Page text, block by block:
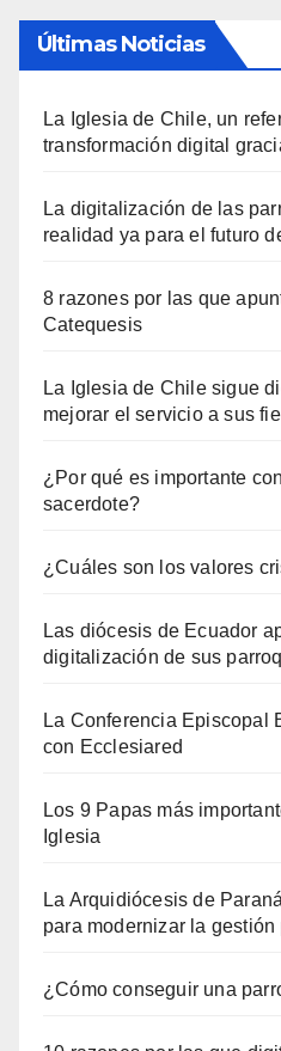
Últimas Noticias
La Iglesia de Chile, un
transformación digital
La digitalización de las
realidad ya para el futuro
8 razones por las que
Catequesis
La Iglesia de Chile sigue
mejorar el servicio a sus
¿Por qué es importante
sacerdote?
¿Cuáles son los valores
Las diócesis de Ecuador
digitalización de sus
La Conferencia Episcopal
con Ecclesiared
Los 9 Papas más
Iglesia
La Arquidiócesis de
para modernizar la
¿Cómo conseguir una